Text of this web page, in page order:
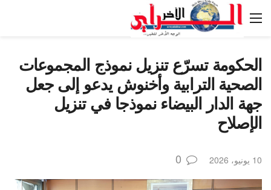
الحكومة تسرّع تنزيل نموذج المجموعات
الصحية الترابية وأخنوش يدعو إلى جعل
جهة الدار البيضاء نموذجا في تنزيل
الإصلاح
10 يونيو، 2026 0